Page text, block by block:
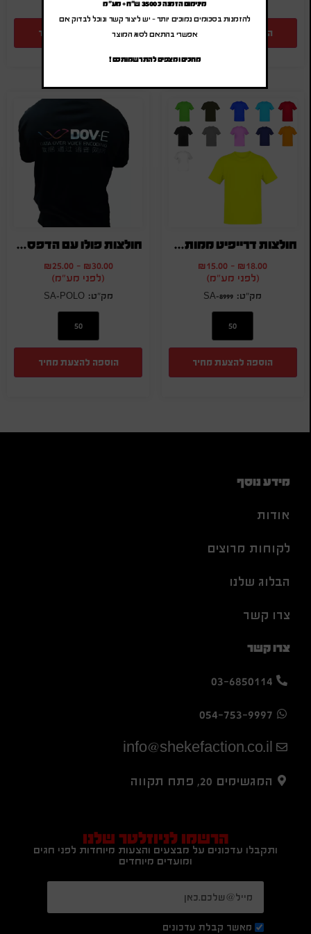
הוספה להצעת מחיר הוספה להצעת מחיר
חולצות דרייפיט ממותגות
₪18.00
-
₪15.00
(לפני מע"מ)
SA-8999
הוספה להצעת מחיר
חולצות פולו עם הדפסה דיגיטלית צבעונית בחיתוך לייזר
₪30.00
-
₪25.00
(לפני מע"מ)
SA-POLO
הוספה להצעת מחיר
מידע נוסף
אודות
לקוחות מרוצים
הבלוג שלנו
צרו קשר
צרו קשר
03-6850114
054-753-9997
info@shekefaction.co.il
המגשימים 20, פתח תקווה
הרשמו לניוזלטר שלנו
ותקבלו עדכונים על מבצעים והצעות מיוחדות לפני חגים
ומועדים מיוחדים
מאשר קבלת עדכונים
מינימום הזמנה כ 3500 ש"ח + מע"מ
להזמנות בסכומים נמוכים יותר – יש ליצור קשר ונוכל לבדוק אם
אפשרי בהתאם לסוג המוצר
מחכים ומצפים להתרשמותכם !